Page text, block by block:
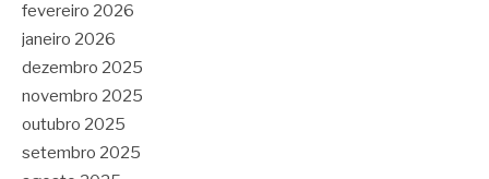
fevereiro 2026
janeiro 2026
dezembro 2025
novembro 2025
outubro 2025
setembro 2025